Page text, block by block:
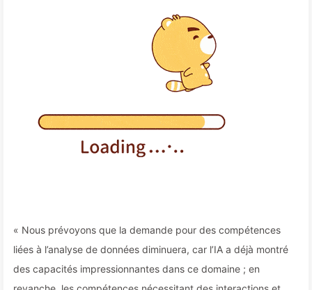
« Nous prévoyons que la demande pour des compétences
liées à l’analyse de données diminuera, car l’IA a déjà montré
des capacités impressionnantes dans ce domaine ; en